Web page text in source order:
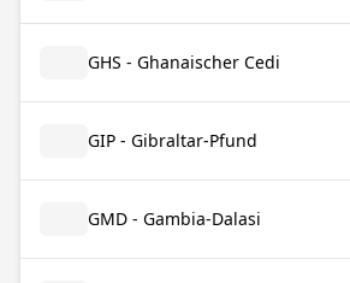
GHS - Ghanaischer Cedi
GIP - Gibraltar-Pfund
GMD - Gambia-Dalasi